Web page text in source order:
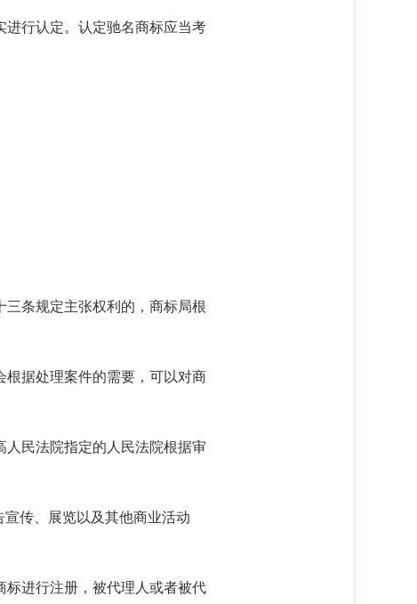
认定。认定驰名商标应当考
条规定主张权利的，商标局根
据处理案件的需要，可以对商
民法院指定的人民法院根据审
传、展览以及其他商业活动
行注册，被代理人或者被代